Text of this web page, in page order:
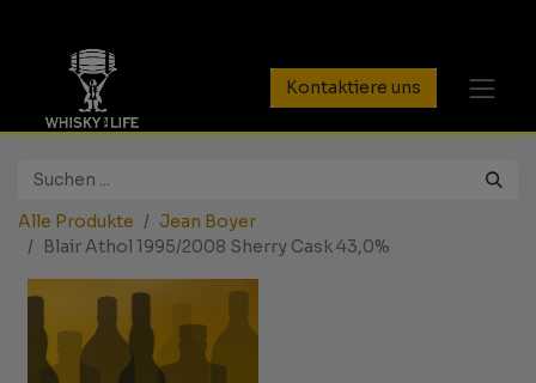
Kontaktiere uns
Alle Produkte
Jean Boyer
Blair Athol 1995/2008 Sherry Cask 43,0%